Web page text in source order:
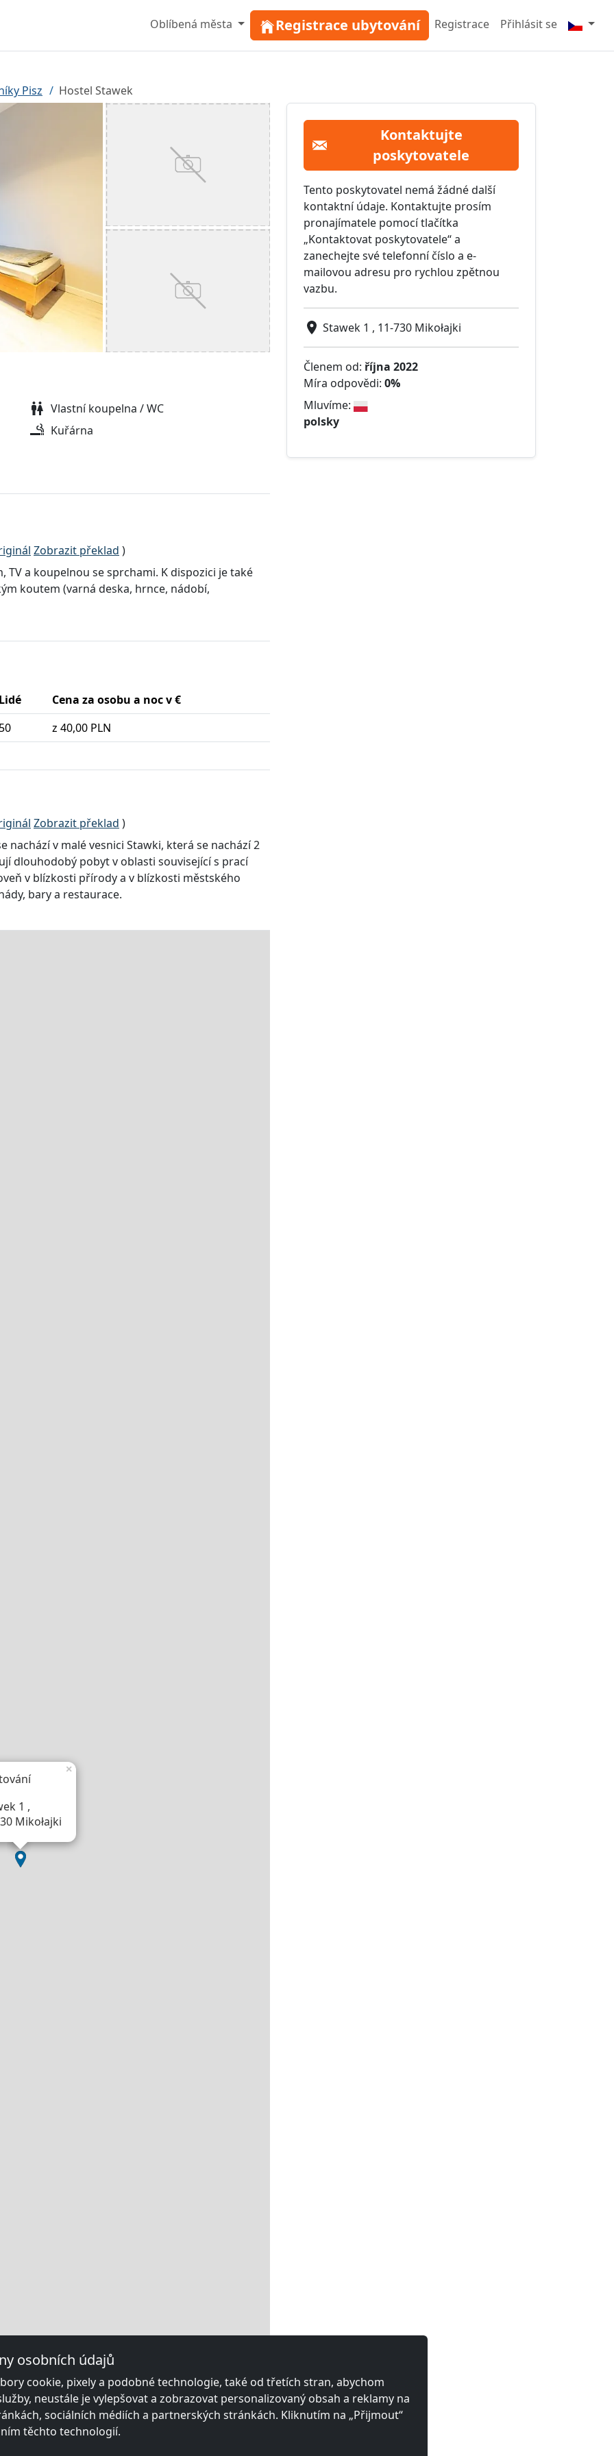
Oblíbená města Registrace ubytování Registrace Přihlásit se
Pisz Hostel Stawek
Kontaktujte
poskytovatele
Tento poskytovatel nemá žádné další
kontaktní údaje. Kontaktujte prosím
pronajímatele pomocí tlačítka
„Kontaktovat poskytovatele“ a
zanechejte své telefonní číslo a e-
mailovou adresu pro rychlou zpětnou
vazbu.
Stawek 1 , 11-730 Mikołajki
Členem od: října 2022
Míra odpovědi: 0%
Mluvíme:
polsky
Vlastní koupelna / WC
Kuřárna
Zobrazit překlad )
a koupelnou se sprchami. K dispozici je také
koutem (varná deska, hrnce, nádobí,
Cena za osobu a noc v €
z 40,00 PLN
Zobrazit překlad )
v malé vesnici Stawki, která se nachází 2
dlouhodobý pobyt v oblasti související s prací
v blízkosti přírody a v blízkosti městského
bary a restaurace.
1 ,
Mikołajki
×
osobních údajů
cookie, pixely a podobné technologie, také od třetích stran, abychom
neustále je vylepšovat a zobrazovat personalizovaný obsah a reklamy na
sociálních médiích a partnerských stránkách. Kliknutím na „Přijmout“
těchto technologií.